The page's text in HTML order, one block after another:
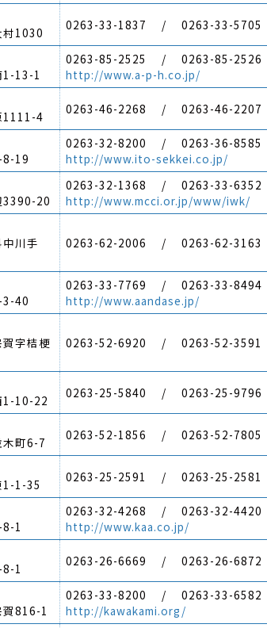
村1030
0263-33-1837 / 0263-33-5705
1-13-1
0263-85-2525 / 0263-85-2526
http://www.a-p-h.co.jp/
1111-4
0263-46-2268 / 0263-46-2207
8-19
0263-32-8200 / 0263-36-8585
http://www.ito-sekkei.co.jp/
3390-20
0263-32-1368 / 0263-33-6352
http://www.mcci.or.jp/www/iwk/
川手
0263-62-2006 / 0263-62-3163
3-40
0263-33-7769 / 0263-33-8494
http://www.aandase.jp/
字桔梗
0263-52-6920 / 0263-52-3591
1-10-22
0263-25-5840 / 0263-25-9796
町6-7
0263-52-1856 / 0263-52-7805
1-1-35
0263-25-2591 / 0263-25-2581
1
0263-32-4268 / 0263-32-4420
http://www.kaa.co.jp/
1
0263-26-6669 / 0263-26-6872
賀816-1
0263-33-8200 / 0263-33-6582
http://kawakami.org/